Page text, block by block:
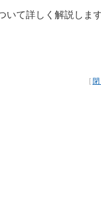
て詳しく解説します
[